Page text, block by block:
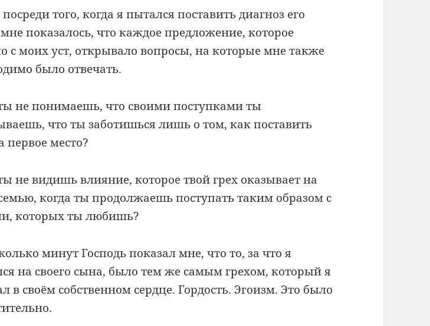
того, когда я пытался поставить диагноз его
мне показалось, что каждое предложение, которое
с моих уст, открывало вопросы, на которые мне также
было отвечать.
не понимаешь, что своими поступками ты
что ты заботишься лишь о том, как поставить
первое место?
не видишь влияние, которое твой грех оказывает на
когда ты продолжаешь поступать таким образом с
которых ты любишь?
минут Господь показал мне, что то, за что я
на своего сына, было тем же самым грехом, который я
в своём собственном сердце. Гордость. Эгоизм. Это было